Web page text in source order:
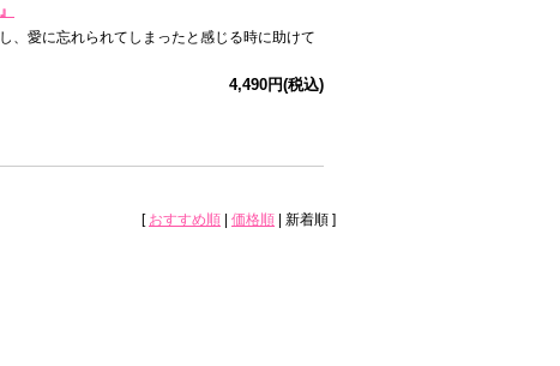
、愛に忘れられてしまったと感じる時に助けて
4,490円(税込)
[ おすすめ順 価格順 | 新着順 ]